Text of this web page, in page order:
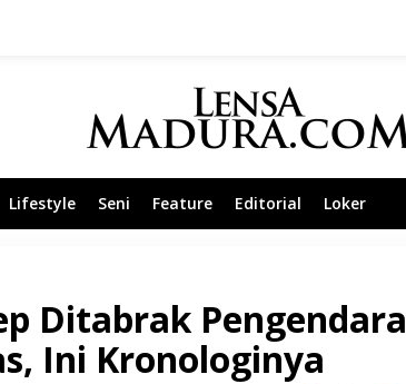
Lifestyle Seni Feature Editorial Loker
Ditabrak Pengendara
Ini Kronologinya